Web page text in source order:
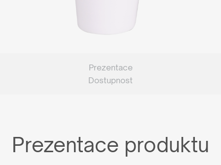
Prezentace
Dostupnost
Prezentace produktu